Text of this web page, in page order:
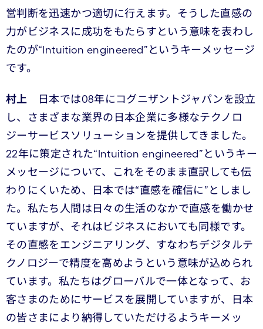
営判断を迅速かつ適切に行えます。そうした直感の
力がビジネスに成功をもたらすという意味を表わし
たのが“Intuition engineered”というキーメッセージ
です。
村上 日本では08年にコグニザントジャパンを設立
し、さまざまな業界の日本企業に多様なテクノロ
ジーサービスソリューションを提供してきました。
22年に策定された“Intuition engineered”というキー
メッセージについて、これをそのまま直訳しても伝
わりにくいため、日本では“直感を確信に”としまし
た。私たち人間は日々の生活のなかで直感を働かせ
ていますが、それはビジネスにおいても同様です。
その直感をエンジニアリング、すなわちデジタルテ
クノロジーで精度を高めようという意味が込められ
ています。私たちはグローバルで一体となって、お
客さまのためにサービスを展開していますが、日本
の皆さまにより納得していただけるようキーメッ